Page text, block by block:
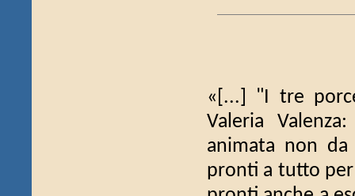
«[...] "I tre
Valeria
animata non
pronti a tutto per